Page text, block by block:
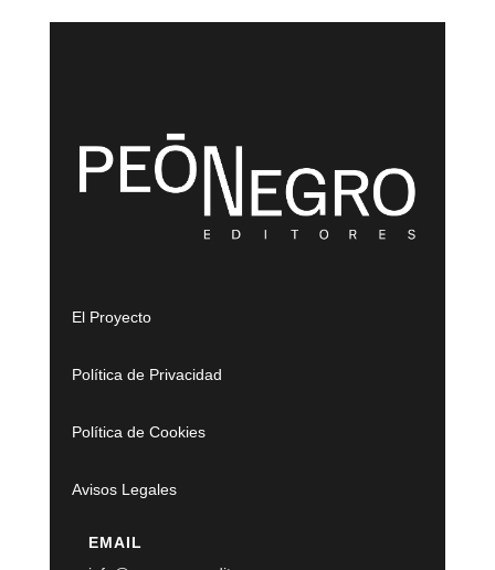
El Proyecto
Política de Privacidad
Política de Cookies
Avisos Legales
EMAIL